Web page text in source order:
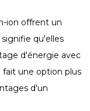
ion offrent un
qu'elles
d'énergie avec
une option plus
d'un